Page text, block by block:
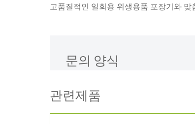
고품질적인 일회용 위생용품 포장기와
문의 양식
관련제품